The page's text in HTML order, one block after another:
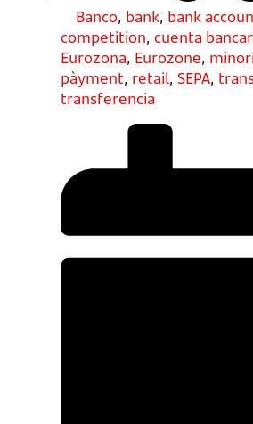
Banco, bank, bank
competition, cuenta
Eurozona, Eurozone,
pàyment, retail, SEPA,
transferencia